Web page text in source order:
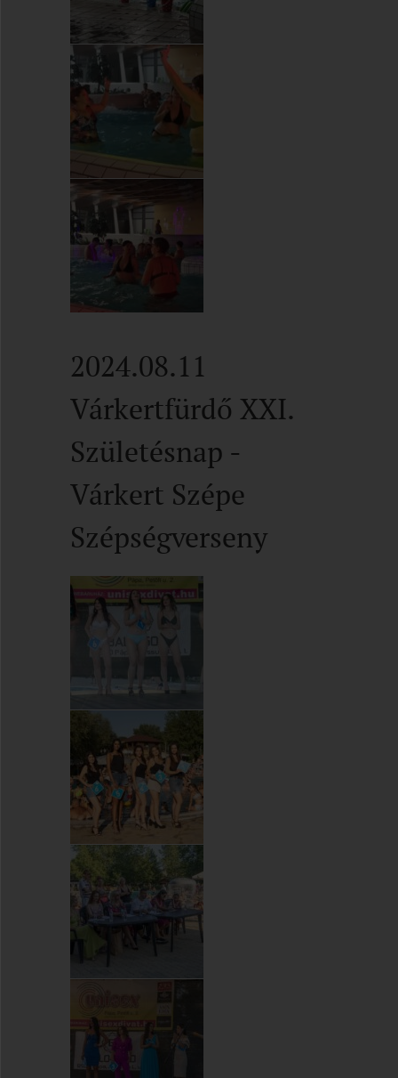
2024.08.11
Várkertfürdő XXI.
Születésnap -
Várkert Szépe
Szépségverseny